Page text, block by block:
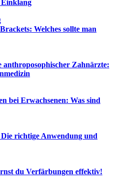
Welches sollte man
anthroposophischer Zahnärzte:
bei Erwachsenen: Was sind
richtige Anwendung und
du Verfärbungen effektiv!